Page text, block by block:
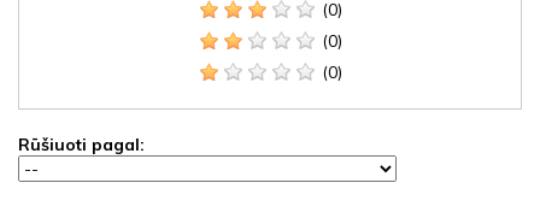
(0)
(0)
(0)
Rūšiuoti pagal: